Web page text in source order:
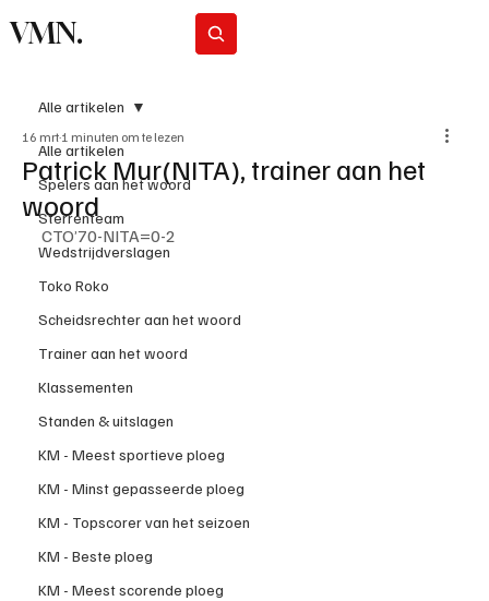
VMN.
Alle artikelen
Spelers aan het woord
Sterrenteam
Wedstrijdverslagen
Toko Roko
Scheidsrechter aan het woord
Trainer aan het woord
Klassementen
Standen & uitslagen
KM - Meest sportieve ploeg
KM - Minst gepasseerde ploeg
KM - Topscorer van het seizoen
KM - Beste ploeg
KM - Meest scorende ploeg
Alle artikelen
Patrick Mur(NITA), trainer aan het
woord
16 mrt 1 minuten om te lezen
CTO’70-NITA=0-2